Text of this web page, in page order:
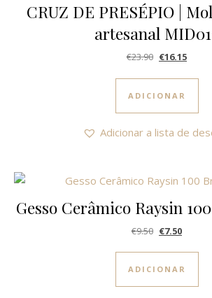
CRUZ DE PRESÉPIO |
artesanal
€23.90 O preço
€16.15O
ADICIONAR
Adicionar a lista de
Gesso Cerâmico Raysin
€9.50 O preço
€7.50O
ADICIONAR